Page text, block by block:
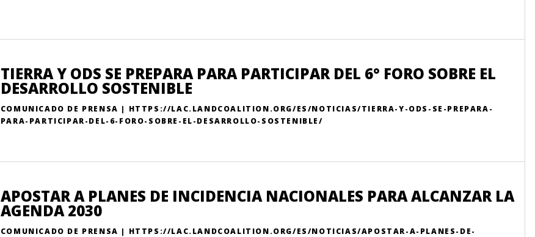
TIERRA Y ODS SE PREPARA PARA PARTICIPAR DEL 6° FORO SOBRE EL
DESARROLLO SOSTENIBLE
COMUNICADO DE PRENSA | HTTPS://LAC.LANDCOALITION.ORG/ES/NOTICIAS/TIERRA-Y-ODS-SE-PREPARA-
PARA-PARTICIPAR-DEL-6-FORO-SOBRE-EL-DESARROLLO-SOSTENIBLE/
APOSTAR A PLANES DE INCIDENCIA NACIONALES PARA ALCANZAR LA
AGENDA 2030
COMUNICADO DE PRENSA | HTTPS://LAC.LANDCOALITION.ORG/ES/NOTICIAS/APOSTAR-A-PLANES-DE-